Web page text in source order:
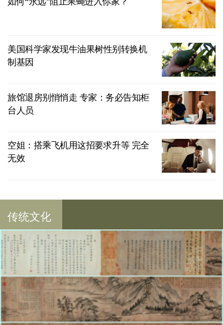
美国科学家发现牛油果树性别转换机
制基因
旅馆退房别悄悄走 专家：务必告知柜
台人员
空姐：搭乘飞机用这招要求升等 完全
无效
传统文化